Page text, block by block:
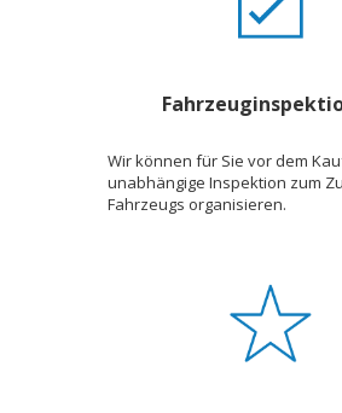
Wir können für Sie vor dem
unabhängige Inspektion zum
Fahrzeugs organisieren.